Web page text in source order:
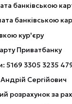
банківською
банківською
кур'єру
Приватбанку
5169 3305 3235
Сергійович
розрахунок за